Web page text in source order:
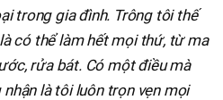
trong gia đình. Trông tôi thế
có thể làm hết mọi thứ, từ ma
rửa bát. Có một điều mà
là tôi luôn trọn vẹn mọi